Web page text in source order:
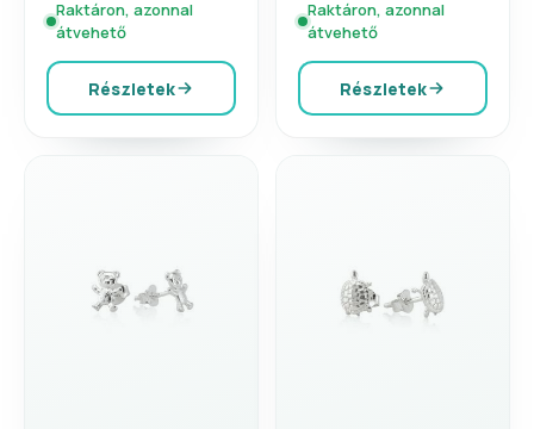
Raktáron, azonnal
átvehető
Részletek
Raktáron, azonnal
átvehető
Részletek